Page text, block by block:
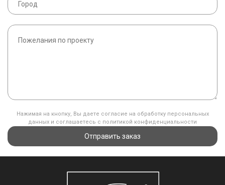
Нажимая на кнопку, Вы даете согласие на обработку персональных
данных и соглашаетесь с политикой конфиденциальности
Отправить заказ